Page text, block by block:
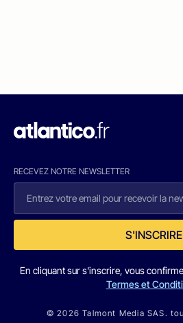
RECEVEZ NOTRE NEWSLETTER
S'INSCRIRE
En cliquant sur s'inscrire, vous
Termes et
© 2026 Talmont Media SAS.